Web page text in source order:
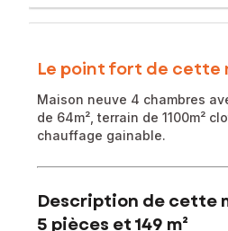
Le point fort de cette
Maison neuve 4 chambres
de 64m², terrain de 1100m²
chauffage gainable.
Description de cette
5 pièces et 149 m²